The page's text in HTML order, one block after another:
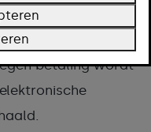
mits in
betaling wordt